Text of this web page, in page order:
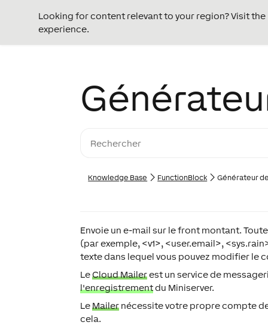
Looking for content relevant to your region? Visit
experience.
Knowledge Base FunctionBlock Générateur
Envoie un e-mail sur le front montant.
(par exemple, <v1>, <user.email>,
texte dans lequel vous pouvez modifier le
LeCloud Mailerest un service de
l'enregistrementdu Miniserver.
LeMailer nécessite votre propre compte
cela.